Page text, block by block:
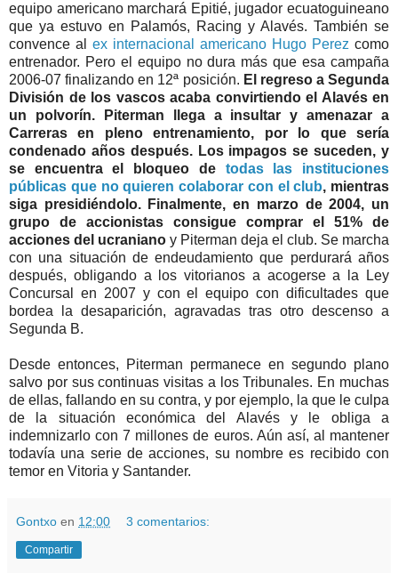
equipo americano marchará Epitié, jugador ecuatoguineano
que ya estuvo en Palamós, Racing y Alavés. También se
convence al ex internacional americano Hugo Perez como
entrenador. Pero el equipo no dura más que esa campaña
2006-07 finalizando en 12ª posición. El regreso a Segunda
División de los vascos acaba convirtiendo el Alavés en
un polvorín. Piterman llega a insultar y amenazar a
Carreras en pleno entrenamiento, por lo que sería
condenado años después. Los impagos se suceden, y
se encuentra el bloqueo detodas las instituciones
públicas que no quieren colaborar con el club, mientras
siga presidiéndolo. Finalmente, en marzo de 2004, un
grupo de accionistas consigue comprar el 51% de
acciones del ucraniano y Piterman deja el club. Se marcha
con una situación de endeudamiento que perdurará años
después, obligando a los vitorianos a acogerse a la Ley
Concursal en 2007 y con el equipo con dificultades que
bordea la desaparición, agravadas tras otro descenso a
Segunda B.
Desde entonces, Piterman permanece en segundo plano
salvo por sus continuas visitas a los Tribunales. En muchas
de ellas, fallando en su contra, y por ejemplo, la que le culpa
de la situación económica del Alavés y le obliga a
indemnizarlo con 7 millones de euros. Aún así, al mantener
todavía una serie de acciones, su nombre es recibido con
temor en Vitoria y Santander.
Gontxo en 12:00 3 comentarios:
Compartir